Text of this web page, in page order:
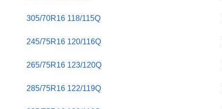
305/70R16 118/115Q
245/75R16 120/116Q
265/75R16 123/120Q
285/75R16 122/119Q